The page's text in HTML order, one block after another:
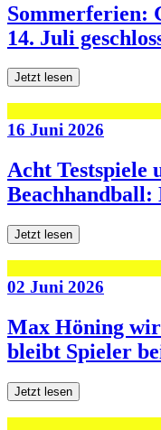
Sommerferien:
14. Juli
Jetzt lesen
16 Juni 2026
Acht Testspiele
Beachhandball:
Jetzt lesen
02 Juni 2026
Max Höning
bleibt Spieler
Jetzt lesen